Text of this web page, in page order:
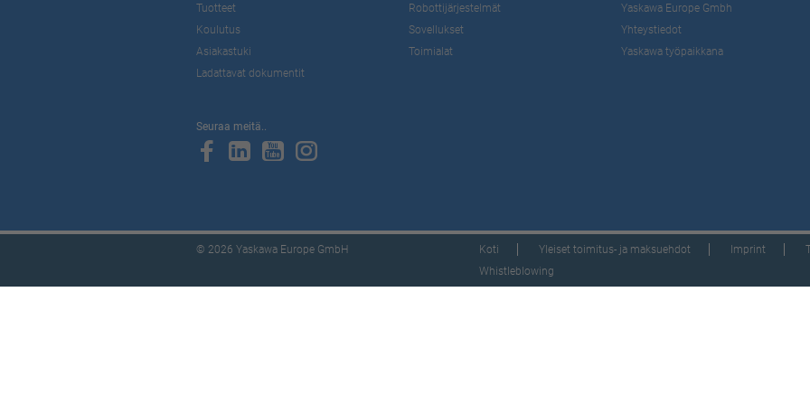
Tuotteet
Koulutus
Asiakastuki
Ladattavat dokumentit
Robottijärjestelmät
Sovellukset
Toimialat
Yaskawa Europe Gmbh
Yhteystiedot
Yaskawa työpaikkana
Seuraa meitä..
© 2026 Yaskawa Europe GmbH Koti Yleiset toimitus- ja maksuehdot Imprint
Whistleblowing